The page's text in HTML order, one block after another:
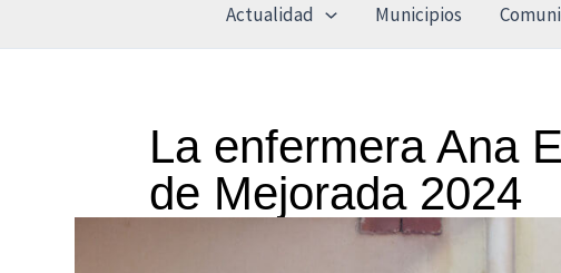
Actualidad Municipios
La enfermera Ana
de Mejorada 2024